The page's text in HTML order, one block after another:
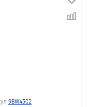
9BW4502